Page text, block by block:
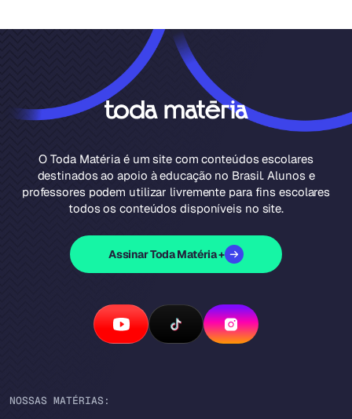
O Toda Matéria é um site com conteúdos escolares
destinados ao apoio à educação no Brasil. Alunos e
professores podem utilizar livremente para fins escolares
todos os conteúdos disponíveis no site.
Assinar Toda Matéria +
NOSSAS MATÉRIAS: